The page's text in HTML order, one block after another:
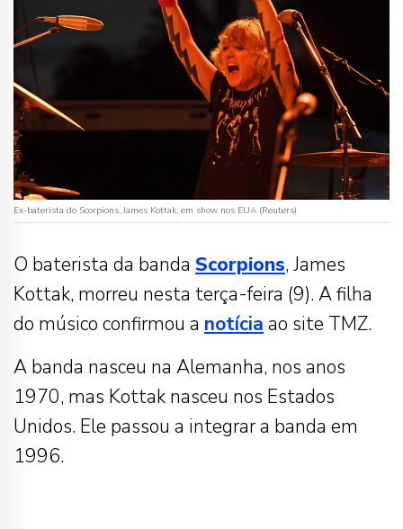
Ex-baterista do Scorpions, James Kottak, em show nos EUA (Reuters)
O baterista da banda Scorpions, James
Kottak, morreu nesta terça-feira (9). A filha
do músico confirmou a notícia ao site TMZ.
A banda nasceu na Alemanha, nos anos
1970, mas Kottak nasceu nos Estados
Unidos. Ele passou a integrar a banda em
1996.